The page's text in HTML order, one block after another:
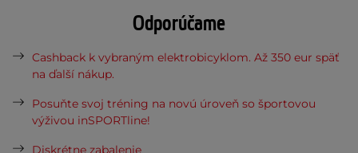
Odporúčame
Cashback k vybraným elektrobicyklom. Až 350 eur späť
na ďalší nákup.
Posuňte svoj tréning na novú úroveň so športovou
výživou inSPORTline!
Diskrétne zabalenie